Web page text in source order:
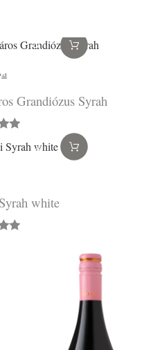
Grandiózus Syrah
white